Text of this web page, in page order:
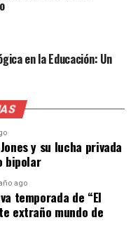
solo
debe
la
para
de la
en la Educación: Un
y su lucha privada
bipolar
ago
temporada de “El
extraño mundo de